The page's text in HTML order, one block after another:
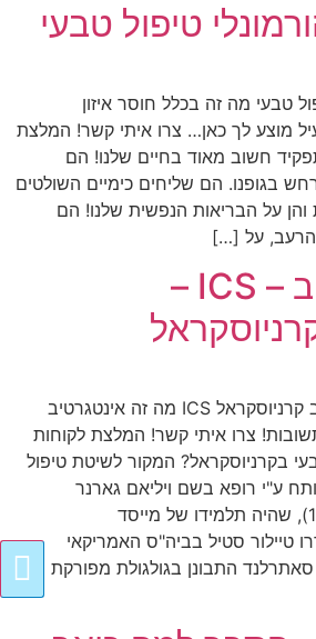
טיפול טבעי
טבעי מה זה בכלל חוסר איזון
מוצע לך כאן… צרו איתי קשר! המלצת
חשוב מאוד בחיים שלנו! הם
בגופנו. הם שליחים כימיים השולטים
והן על הבריאות הנפשית שלנו! הם
הרעב, על […]
טיפול טבעי ב – ICS –
טיפול טבעי באינטגרטיב קרניוסקראל ICS מה זה אינטגרטיב
צרו איתי קשר! המלצת לקוחות
בקרניוסקראל? המקור לשיטת טיפול
ע"י רופא בשם ויליאם גארנר
סאתרלנד (1873- 1954), שהיה תלמידו של מייסד
טיילור סטיל בביה"ס האמריקאי
התבונן בגולגולת מפורקת